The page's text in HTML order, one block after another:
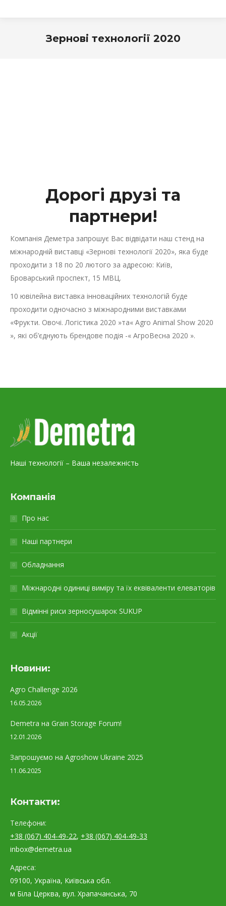
Зернові технології 2020
Дорогі друзі та
партнери!
Компанія Деметра запрошує Вас відвідати наш стенд на
міжнародній виставці «Зернові технології 2020», яка буде
проходити з 18 по 20 лютого за адресою: Київ,
Броварський проспект, 15 МВЦ.
10 ювілейна виставка інноваційних технологій буде
проходити одночасно з міжнародними виставками
«Фрукти. Овочі. Логістика 2020 »та« Agro Animal Show 2020
», які об’єднують брендове подія -« АгроВесна 2020 ».
Наші технології – Ваша незалежність
Компанія
Про нас
Наші партнери
Обладнання
Міжнародні одиниці виміру та їх еквіваленти елеваторів
Відмінні риси зерносушарок SUKUP
Акції
Новини:
Agro Challenge 2026
16.05.2026
Demetra на Grain Storage Forum!
12.01.2026
Запрошуємо на Agroshow Ukraine 2025
11.06.2025
Контакти:
Телефони:
+38 (067) 404-49-22, +38 (067) 404-49-33
inbox@demetra.ua
Адреса:
09100, Україна, Київська обл.
м Біла Церква, вул. Храпачанська, 70